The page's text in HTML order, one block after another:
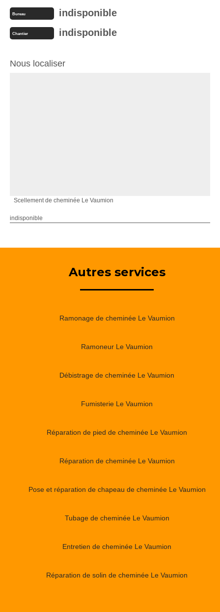
Bureau indisponible
Chantier indisponible
Nous localiser
Scellement de cheminée Le Vaumion
indisponible
Autres services
Ramonage de cheminée Le Vaumion
Ramoneur Le Vaumion
Débistrage de cheminée Le Vaumion
Fumisterie Le Vaumion
Réparation de pied de cheminée Le Vaumion
Réparation de cheminée Le Vaumion
Pose et réparation de chapeau de cheminée Le Vaumion
Tubage de cheminée Le Vaumion
Entretien de cheminée Le Vaumion
Réparation de solin de cheminée Le Vaumion